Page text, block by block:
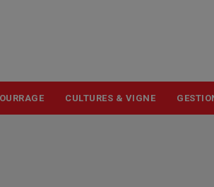
CULTURES & VIGNE